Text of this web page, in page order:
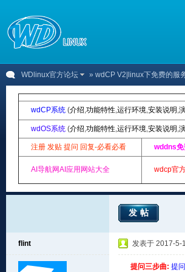
WDlinux官方论坛 » wdCP V2|linux下免费的服
wdCP系统 (介绍,功能特性,运行环境,安装说明 ,
wdOS系统 (介绍,功能特性,运行环境,安装说明 ,
注册 发贴 提问 回复-必看必看 wddns免
AI导航网AI应用网站大全 wdcp官
发帖
flint 发表于 2017-5-
提问三步曲: 提